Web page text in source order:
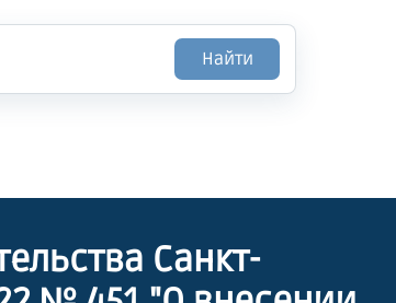
Найти
Санкт-